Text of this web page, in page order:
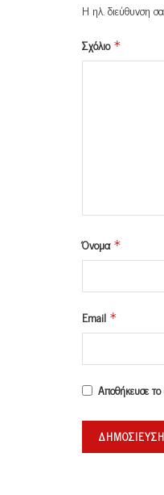
Η ηλ. διεύθυνση
Σχόλιο *
Όνομα *
Email *
Αποθήκευσε